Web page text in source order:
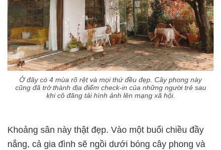
Ở đây có 4 mùa rõ rệt và mọi thứ đều đẹp. Cây phong này
cũng đã trở thành địa điểm check-in của những người trẻ sau
khi cô đăng tải hình ảnh lên mạng xã hội.
Khoảng sân này thật đẹp. Vào một buổi chiều đầy
nắng, cả gia đình sẽ ngồi dưới bóng cây phong và